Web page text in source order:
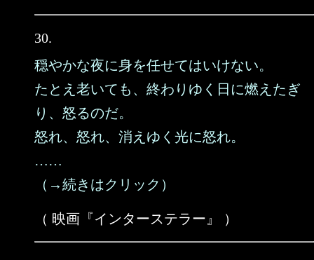
30.
穏やかな夜に身を任せてはいけない。
たとえ老いても、終わりゆく日に燃えたぎ
り、怒るのだ。
怒れ、怒れ、消えゆく光に怒れ。
……
（→続きはクリック）
（ 映画『インターステラー』 ）